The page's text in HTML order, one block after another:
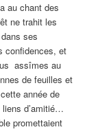
au chant des
ne trahit les
ses
confidences, et
assîmes au
de feuilles et
année de
liens d’amitié…
promettaient